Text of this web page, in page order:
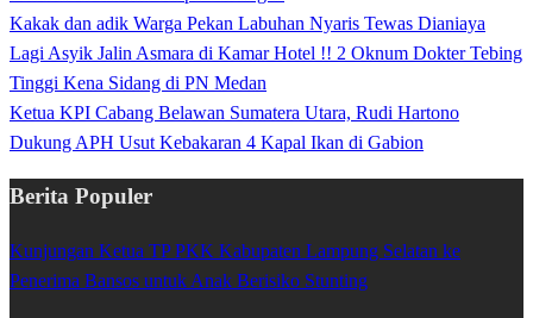
Kakak dan adik Warga Pekan Labuhan Nyaris Tewas Dianiaya
Lagi Asyik Jalin Asmara di Kamar Hotel !! 2 Oknum Dokter Tebing
Tinggi Kena Sidang di PN Medan
Ketua KPI Cabang Belawan Sumatera Utara, Rudi Hartono
Dukung APH Usut Kebakaran 4 Kapal Ikan di Gabion
Berita Populer
Kunjungan Ketua TP PKK Kabupaten Lampung Selatan ke
Penerima Bansos untuk Anak Berisiko Stunting